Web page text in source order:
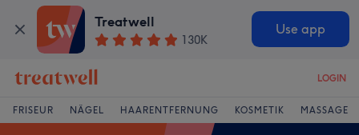
Treatwell
130K
Use app
LOGIN
FRISEUR NÄGEL HAARENTFERNUNG KOSMETIK MASSAGE